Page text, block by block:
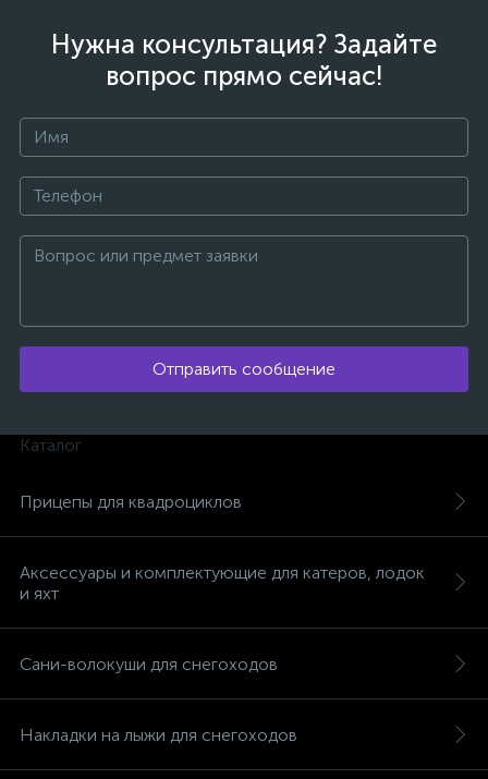
Нужна консультация? Задайте
вопрос прямо сейчас!
Отправить сообщение
Каталог
Прицепы для квадроциклов
Аксессуары и комплектующие для катеров, лодок
и яхт
Сани-волокуши для снегоходов
Накладки на лыжи для снегоходов